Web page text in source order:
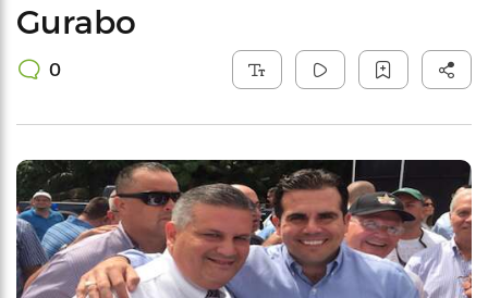
Gurabo
0